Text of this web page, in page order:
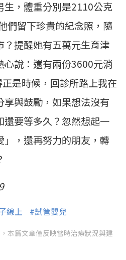
生，體重分別是2110公克
們留下珍貴的紀念照，隨
？提醒她有五萬元生育津
心說：還有兩份3600元消
是時候，回診所路上我在
與鼓勵，如果想法沒有
要等多久？忽然想起一
，還再努力的朋友，轉
線上 #試管嬰兒
本篇文章僅反映當時治療狀況與建